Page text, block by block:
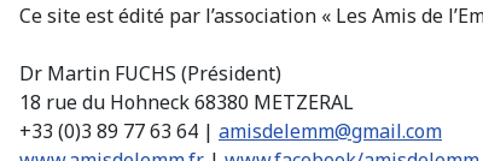
Ce site est édité par l’association « Les Amis de
Dr Martin FUCHS (Président)
18 rue du Hohneck 68380 METZERAL
+33 (0)3 89 77 63 64 | amisdelemm@gmail.com